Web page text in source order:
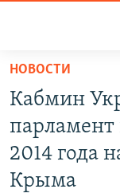
Вернуться
основному
содержанию
Вернутся
главной
НОВОСТИ
ВОДА
ИСТОРИЯ
НОВОСТИ
Кабмин
парламент
2014 года
Крыма